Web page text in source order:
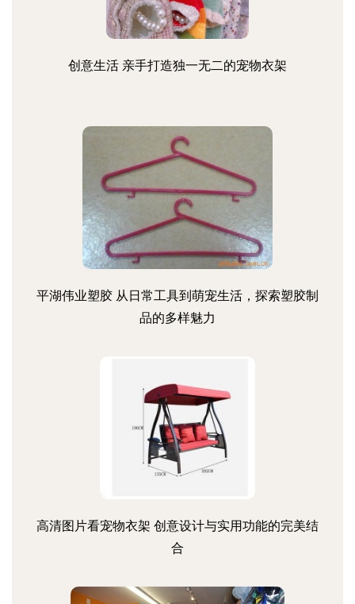
创意生活 亲手打造独一无二的宠物衣架
平湖伟业塑胶 从日常工具到萌宠生活，探索塑胶制
品的多样魅力
高清图片看宠物衣架 创意设计与实用功能的完美结
合